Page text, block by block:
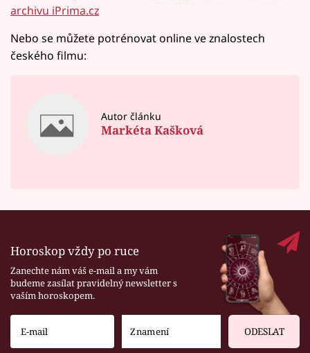
archivu iPrima.cz
Nebo se můžete potrénovat online ve znalostech
českého filmu:
Autor článku
Markéta Kašková
Horoskop vždy po ruce
Zanechte nám váš e-mail a my vám
budeme zasílat pravidelný newsletter s
vaším horoskopem.
ODESLAT